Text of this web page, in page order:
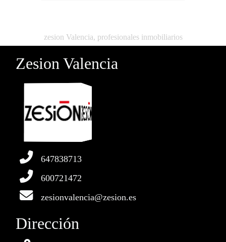
zesion Valencia, profesionales inmobiliarios
Zesion Valencia
647838713
600721472
zesionvalencia@zesion.es
Dirección